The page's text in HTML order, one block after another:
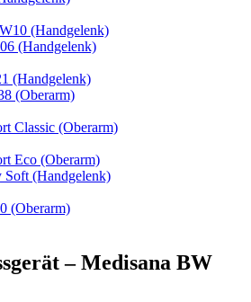
(Handgelenk)
(Handgelenk)
(Handgelenk)
(Oberarm)
Classic (Oberarm)
Eco (Oberarm)
Soft (Handgelenk)
(Oberarm)
– Medisana BW